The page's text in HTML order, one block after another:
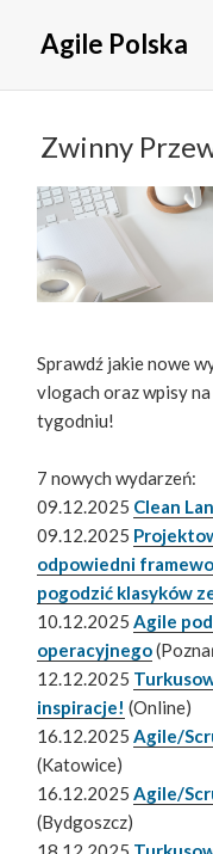
Agile Polska
Zwinny
Sprawdź jakie nowe
vlogach oraz wpisy
tygodniu!
7 nowych wydarzeń:
09.12.2025 Clean
09.12.2025
odpowiedni
pogodzić klasyków
10.12.2025 Agile
operacyjnego
12.12.2025
inspiracje! (Online)
16.12.2025 Agile/
(Katowice)
16.12.2025 Agile/
(Bydgoszcz)